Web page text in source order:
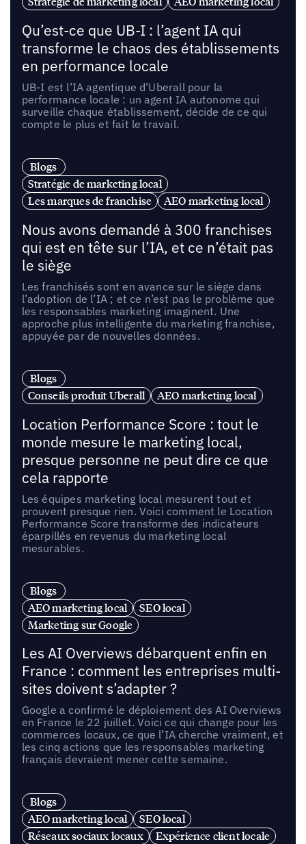
Qu’est-ce que UB-I : l’agent IA qui
transforme le chaos des établissements
en performance locale
UB-I est l’IA agentique d’Uberall pour la
performance locale : un agent IA autonome qui
surveille chaque établissement, décide de ce qui
compte le plus et fait le travail.
Blogs
Stratégie de marketing local
Les marques de franchise
AEO marketing local
Nous avons demandé à 300 franchises
qui est en tête sur l’IA, et ce n’était pas
le siège
Les franchisés sont en avance sur le siège dans
l’adoption de l’IA ; et ce n’est pas le problème que
les responsables marketing imaginent. Une
approche plus intelligente du marketing franchise,
appuyée par de nouvelles données.
Blogs
Conseils produit Uberall
AEO marketing local
Location Performance Score : tout le
monde mesure le marketing local,
presque personne ne peut dire ce que
cela rapporte
Les équipes marketing local mesurent tout et
prouvent presque rien. Voici comment le Location
Performance Score transforme des indicateurs
éparpillés en revenus du marketing local
mesurables.
Blogs
AEO marketing local
SEO local
Marketing sur Google
Les AI Overviews débarquent enfin en
France : comment les entreprises multi-
sites doivent s’adapter ?
Google a confirmé le déploiement des AI Overviews
en France le 22 juillet. Voici ce qui change pour les
commerces locaux, ce que l’IA cherche vraiment, et
les cinq actions que les responsables marketing
français devraient mener cette semaine.
Blogs
AEO marketing local
SEO local
Réseaux sociaux locaux
Expérience client locale